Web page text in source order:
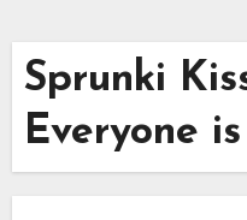
Sprunki
Everyone